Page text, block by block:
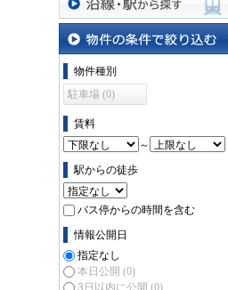
沿線・駅から探す
物件の条件で絞り込む
物件種別
駐車場 (0)
賃料
～
駅からの徒歩
バス停からの時間を含む
情報公開日
指定なし
本日公開 (0)
3日以内に公開 (0)